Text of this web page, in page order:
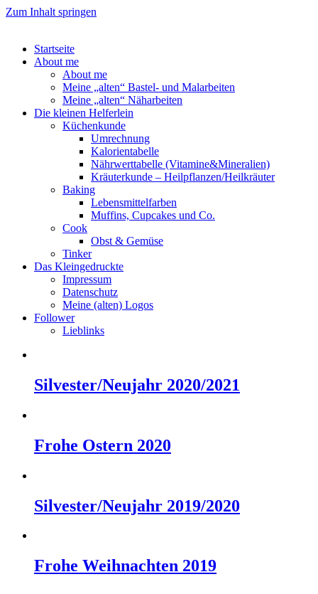
Zum Inhalt springen
Startseite
About me
About me
Meine „alten“ Bastel- und Malarbeiten
Meine „alten“ Näharbeiten
Die kleinen Helferlein
Küchenkunde
Umrechnung
Kalorientabelle
Nährwerttabelle (Vitamine&Mineralien)
Kräuterkunde – Heilpflanzen/Heilkräuter
Baking
Lebensmittelfarben
Muffins, Cupcakes und Co.
Cook
Obst & Gemüse
Tinker
Das Kleingedruckte
Impressum
Datenschutz
Meine (alten) Logos
Follower
Lieblinks
Silvester/Neujahr 2020/2021
Frohe Ostern 2020
Silvester/Neujahr 2019/2020
Frohe Weihnachten 2019